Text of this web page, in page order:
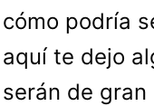
cómo podría
aquí te dejo
serán de